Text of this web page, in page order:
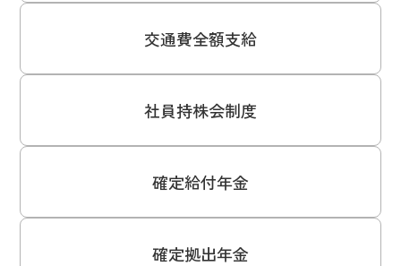
交通費全額支給
社員持株会制度
確定給付年金
確定拠出年金